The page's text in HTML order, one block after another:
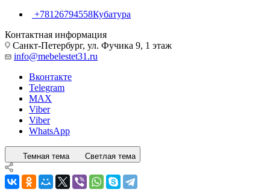
+78126794558Кубатура
Контактная информация
Санкт-Петербург, ул. Фучика 9, 1 этаж
info@mebelestet31.ru
Вконтакте
Telegram
MAX
Viber
Viber
WhatsApp
Темная тема Светлая тема